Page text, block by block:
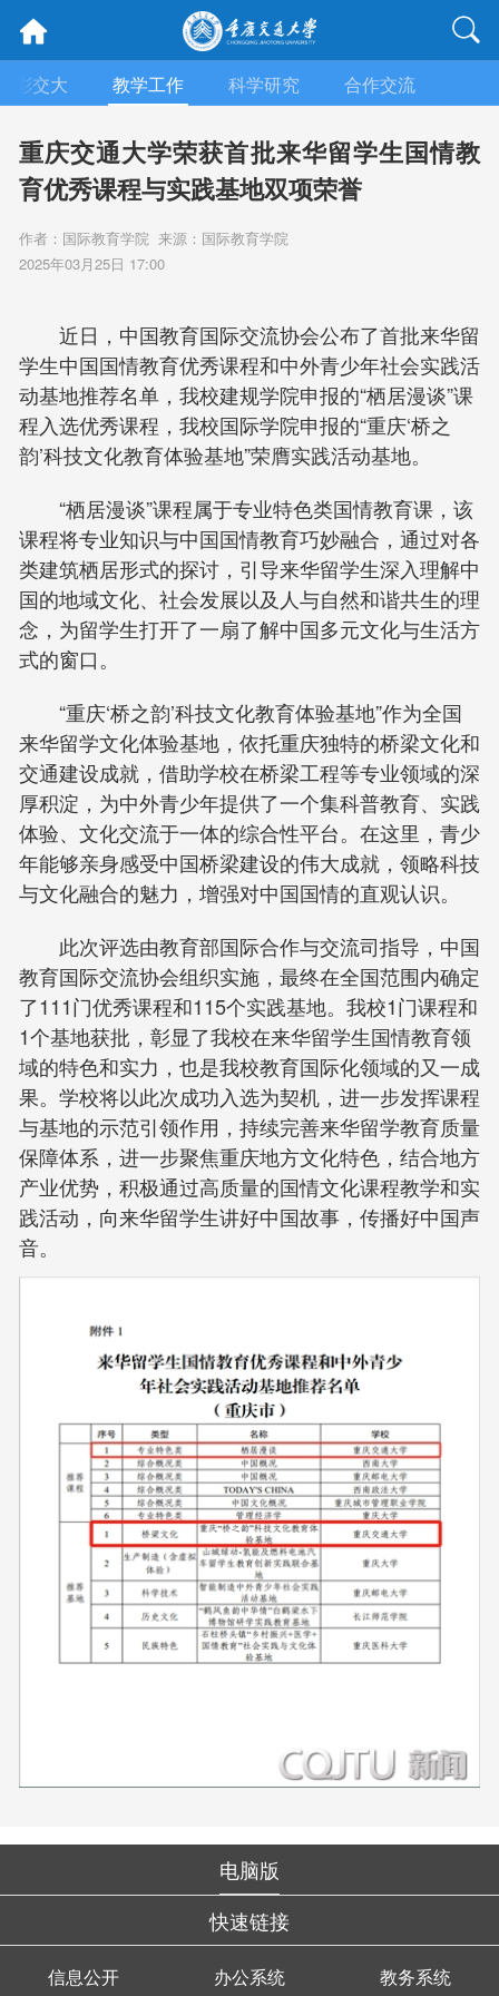
彩交大 教学工作 科学研究 合作交流
重庆交通大学荣获首批来华留学生国情教
育优秀课程与实践基地双项荣誉
作者：国际教育学院 来源：国际教育学院
2025年03月25日 17:00
近日，中国教育国际交流协会公布了首批来华留
学生中国国情教育优秀课程和中外青少年社会实践活
动基地推荐名单，我校建规学院申报的“栖居漫谈”课
程入选优秀课程，我校国际学院申报的“重庆‘桥之
韵’科技文化教育体验基地”荣膺实践活动基地。
“栖居漫谈”课程属于专业特色类国情教育课，该
课程将专业知识与中国国情教育巧妙融合，通过对各
类建筑栖居形式的探讨，引导来华留学生深入理解中
国的地域文化、社会发展以及人与自然和谐共生的理
念，为留学生打开了一扇了解中国多元文化与生活方
式的窗口。
“重庆‘桥之韵’科技文化教育体验基地”作为全国
来华留学文化体验基地，依托重庆独特的桥梁文化和
交通建设成就，借助学校在桥梁工程等专业领域的深
厚积淀，为中外青少年提供了一个集科普教育、实践
体验、文化交流于一体的综合性平台。在这里，青少
年能够亲身感受中国桥梁建设的伟大成就，领略科技
与文化融合的魅力，增强对中国国情的直观认识。
此次评选由教育部国际合作与交流司指导，中国
教育国际交流协会组织实施，最终在全国范围内确定
了111门优秀课程和115个实践基地。我校1门课程和
1个基地获批，彰显了我校在来华留学生国情教育领
域的特色和实力，也是我校教育国际化领域的又一成
果。学校将以此次成功入选为契机，进一步发挥课程
与基地的示范引领作用，持续完善来华留学教育质量
保障体系，进一步聚焦重庆地方文化特色，结合地方
产业优势，积极通过高质量的国情文化课程教学和实
践活动，向来华留学生讲好中国故事，传播好中国声
音。
电脑版
快速链接
信息公开 办公系统 教务系统